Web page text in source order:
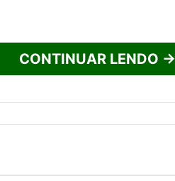
CONTINUAR LENDO →